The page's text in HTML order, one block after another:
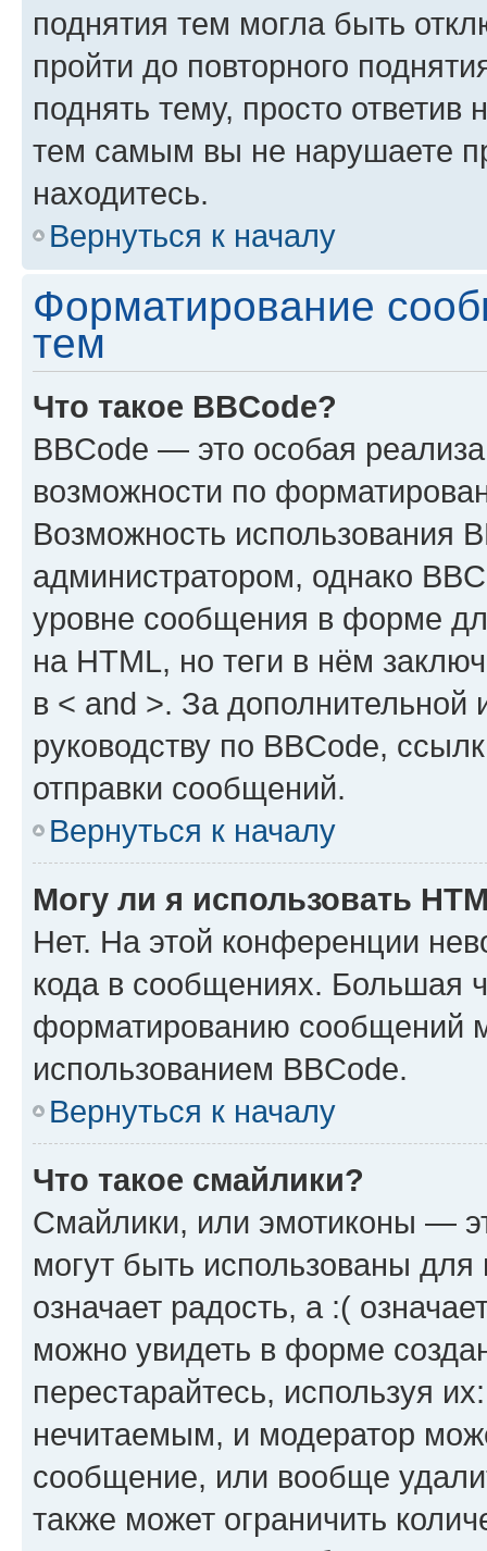
поднятия тем могла быть
пройти до повторного
поднять тему, просто ответив
тем самым вы не нарушаете
находитесь.
Вернуться к началу
Форматирование
тем
Что такое BBCode?
BBCode — это особая
возможности по
Возможность использования
администратором, однако
уровне сообщения в форме
на HTML, но теги в нём
в < and >. За
руководству по BBCode,
отправки сообщений.
Вернуться к началу
Могу ли я использовать
Нет. На этой конференции
кода в сообщениях. Большая
форматированию сообщений
использованием BBCode.
Вернуться к началу
Что такое смайлики?
Смайлики, или эмотиконы —
могут быть использованы
означает радость, а :(
можно увидеть в форме
перестарайтесь, используя
нечитаемым, и модератор
сообщение, или вообще
также может ограничить